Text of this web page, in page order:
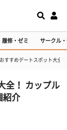
履修・ゼミ サークル
すすめデートスポット大全
全！ カップル
紹介